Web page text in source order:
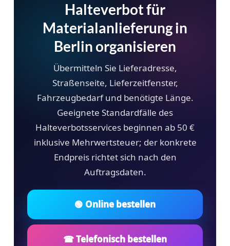
Halteverbot für
Materialanlieferung in
Berlin organisieren
Übermitteln Sie Lieferadresse,
Straßenseite, Lieferzeitfenster,
Fahrzeugbedarf und benötigte Länge.
Geeignete Standardfälle des
Halteverbotsservices beginnen ab 50 €
inklusive Mehrwertsteuer; der konkrete
Endpreis richtet sich nach den
Auftragsdaten.
🟢 Online bestellen
☎ Telefonisch bestellen